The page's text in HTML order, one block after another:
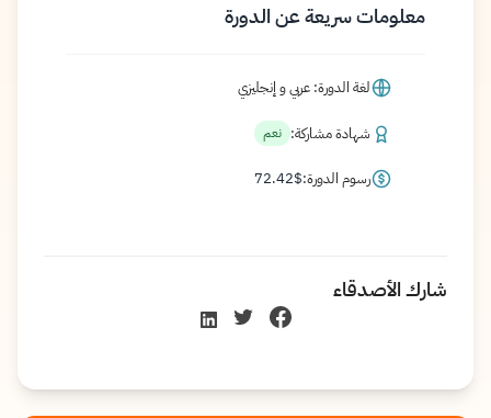
معلومات سريعة عن الدورة
لغة الدورة: عربي و إنجليزي
شهادة مشاركة: نعم
رسوم الدورة: 72.42$
شارك الأصدقاء